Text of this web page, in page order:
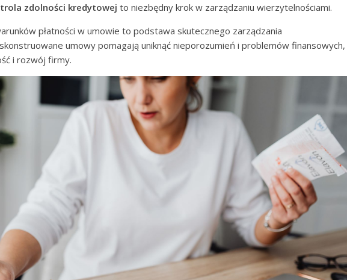
zdolności kredytowej to niezbędny krok w zarządzaniu wierzytelnościami.
płatności w umowie to podstawa skutecznego zarządzania
umowy pomagają uniknąć nieporozumień i problemów finansowych,
i rozwój firmy.